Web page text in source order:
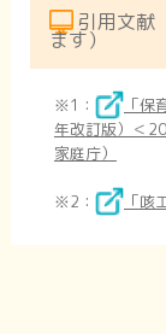
引用文献
ます）
※1：
「保
年改訂版）＜
家庭庁）
※2： 「咳